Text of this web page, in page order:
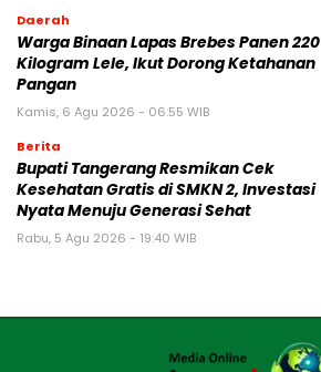
Daerah
Warga Binaan Lapas Brebes Panen 220
Kilogram Lele, Ikut Dorong Ketahanan
Pangan
Kamis, 6 Agu 2026 - 06:55 WIB
Berita
‎Bupati Tangerang Resmikan Cek
Kesehatan Gratis di SMKN 2, Investasi
Nyata Menuju Generasi Sehat
Rabu, 5 Agu 2026 - 19:40 WIB